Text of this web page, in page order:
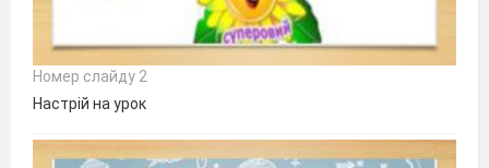
Номер слайду 2
Настрій на урок